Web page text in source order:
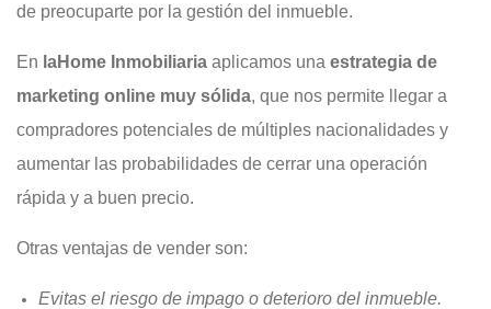
de preocuparte por la gestión del inmueble.
En laHome Inmobiliaria aplicamos una estrategia de
marketing online muy sólida, que nos permite llegar a
compradores potenciales de múltiples nacionalidades y
aumentar las probabilidades de cerrar una operación
rápida y a buen precio.
Otras ventajas de vender son:
Evitas el riesgo de impago o deterioro del inmueble.